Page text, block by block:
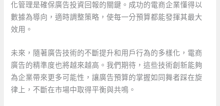
化管理是確保廣告投資回報的關鍵。成功的電商企業懂得以
數據為導向，適時調整策略，使每一分預算都能發揮其最大
效用。
未來，隨著廣告技術的不斷提升和用戶行為的多樣化，電商
廣告的精準度也將越來越高。我們期待，這些技術創新能夠
為企業帶來更多可能性，讓廣告預算的掌握如同舞者踩在旋
律上，不斷在市場中取得平衡與共鳴。